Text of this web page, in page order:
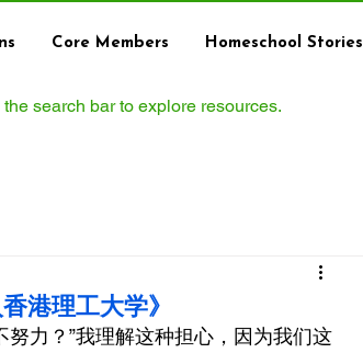
Core Members Homeschool Stories
search bar to explore resources.
港理工大学》
力？”我理解这种担心，因为我们这